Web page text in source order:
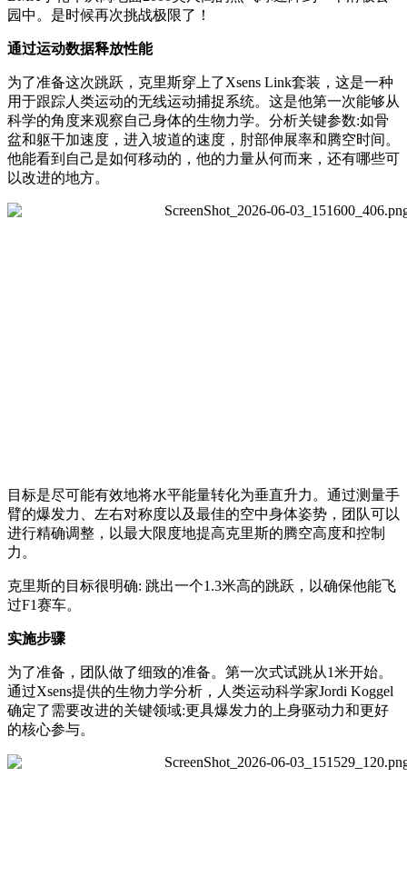
园中。是时候再次挑战极限了！
通过运动数据释放性能
为了准备这次跳跃，克里斯穿上了Xsens Link套装，这是一种
用于跟踪人类运动的无线运动捕捉系统。这是他第一次能够从
科学的角度来观察自己身体的生物力学。分析关键参数:如骨
盆和躯干加速度，进入坡道的速度，肘部伸展率和腾空时间。
他能看到自己是如何移动的，他的力量从何而来，还有哪些可
以改进的地方。
目标是尽可能有效地将水平能量转化为垂直升力。通过测量手
臂的爆发力、左右对称度以及最佳的空中身体姿势，团队可以
进行精确调整，以最大限度地提高克里斯的腾空高度和控制
力。
克里斯的目标很明确: 跳出一个1.3米高的跳跃，以确保他能飞
过F1赛车。
实施步骤
为了准备，团队做了细致的准备。第一次式试跳从1米开始。
通过Xsens提供的生物力学分析，人类运动科学家Jordi Koggel
确定了需要改进的关键领域:更具爆发力的上身驱动力和更好
的核心参与。